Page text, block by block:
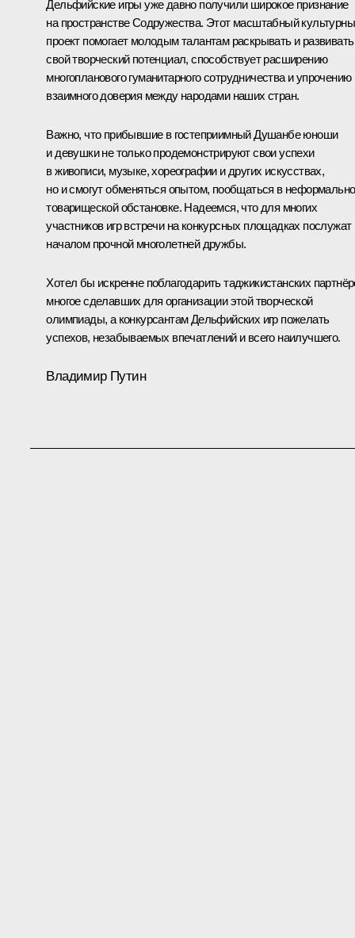
Дельфийские игры уже давно получили широкое признание
на пространстве Содружества. Этот масштабный
проект помогает молодым талантам раскрывать и развивать
свой творческий потенциал, способствует расширению
многопланового гуманитарного сотрудничества и упрочению
взаимного доверия между народами наших стран.
Важно, что прибывшие в гостеприимный Душанбе юноши
и девушки не только продемонстрируют свои успехи
в живописи, музыке, хореографии и других искусствах,
но и смогут обменяться опытом, пообщаться в
товарищеской обстановке. Надеемся, что для многих
участников игр встречи на конкурсных площадках послужат
началом прочной многолетней дружбы.
Хотел бы искренне поблагодарить таджикистанских
многое сделавших для организации этой творческой
олимпиады, а конкурсантам Дельфийских игр пожелать
успехов, незабываемых впечатлений и всего наилучшего.
Владимир Путин